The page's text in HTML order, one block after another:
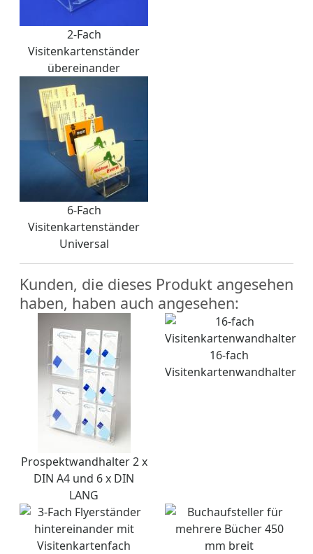
2-Fach
Visitenkartenständer
übereinander
6-Fach
Visitenkartenständer
Universal
Kunden, die dieses Produkt angesehen
haben, haben auch angesehen:
Prospektwandhalter 2 x
DIN A4 und 6 x DIN
LANG
16-fach
Visitenkartenwandhalter